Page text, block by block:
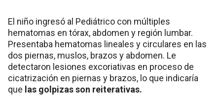
El niño ingresó al Pediátrico con múltiples
hematomas en tórax, abdomen y región lumbar.
Presentaba hematomas lineales y circulares en las
dos piernas, muslos, brazos y abdomen. Le
detectaron lesiones excoriativas en proceso de
cicatrización en piernas y brazos, lo que indicaría
que las golpizas son reiterativas.